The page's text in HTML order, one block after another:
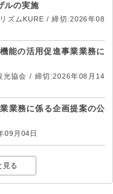
ルの実施
ズムKURE / 締切:2026年08
能の活用促進事業業務に
光協会 / 締切:2026年08月14
業務に係る企画提案の公
09月04日
見る